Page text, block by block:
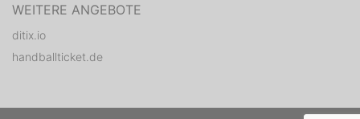
WEITERE ANGEBOTE
ditix.io
handballticket.de